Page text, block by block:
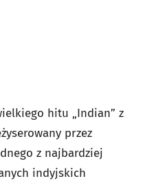
hitu „Indian” z
przez
z najbardziej
indyjskich